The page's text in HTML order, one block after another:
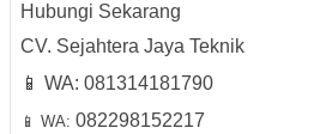
Hubungi Sekarang
CV. Sejahtera Jaya Teknik
📱 WA: 081314181790
📱 WA: 082298152217